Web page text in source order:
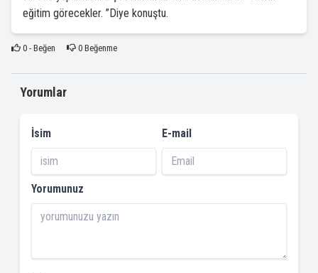
eğitim görecekler. ”Diye konuştu.
0- Beğen 0Beğenme
Yorumlar
İsim E-mail
Yorumunuz